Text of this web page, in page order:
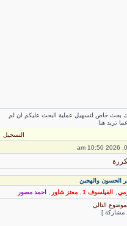
بحث خاص لتسهيل عملية البحث عليكم ان لم
تريد هنا
التسجيل
الحسون والهجين
, الفيلسوف 1 , معتز شاور
احمد مصور
التالي